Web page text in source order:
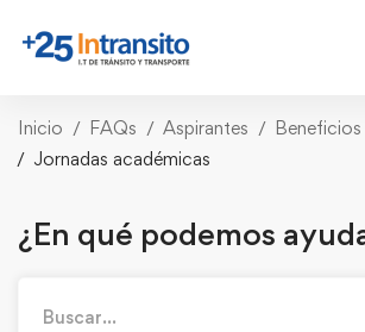
Inicio FAQs Aspirantes
Beneficios
Jornadas académicas
¿En qué podemos